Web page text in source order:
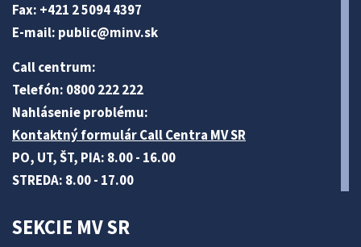
Fax: +421 2 5094 4397
E-mail: public@minv.sk
Call centrum:
Telefón: 0800 222 222
Nahlásenie problému:
Kontaktný formulár Call Centra MV SR
PO, UT, ŠT, PIA: 8.00 - 16.00
STREDA: 8.00 - 17.00
SEKCIE MV SR